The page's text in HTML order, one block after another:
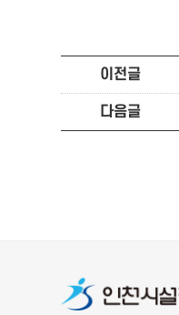
이전글
다음글